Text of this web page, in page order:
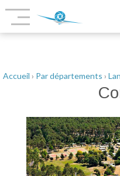
Accueil › Par départements ›